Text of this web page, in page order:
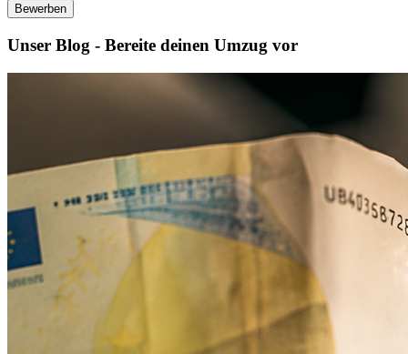
Bewerben
Unser Blog - Bereite deinen Umzug vor